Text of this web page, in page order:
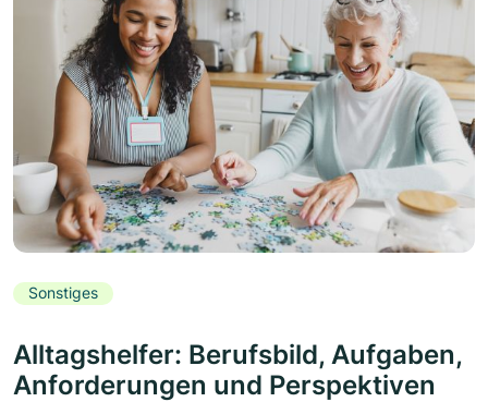
Sonstiges
Alltagshelfer: Berufsbild, Aufgaben,
Anforderungen und Perspektiven